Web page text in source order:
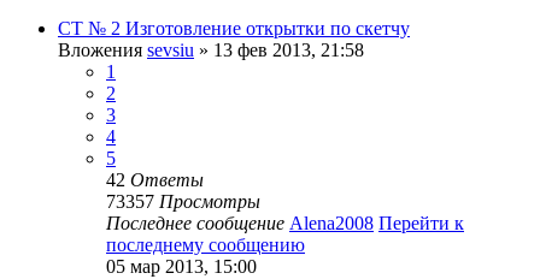
СТ № 2 Изготовление открытки по скетчу
Вложения sevsiu » 13 фев 2013, 21:58
1
2
3
4
5
42 Ответы
73357 Просмотры
Последнее сообщение Alena2008 Перейти к
последнему сообщению
05 мар 2013, 15:00